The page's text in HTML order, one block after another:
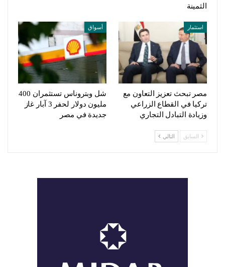
الثمينة
استثمار
مصر تبحث تعزيز التعاون مع
تركيا في القطاع الزراعي
وزيادة التبادل التجاري
أسواق
شل وبتروناس تستثمران 400
مليون دولار لحفر 3 آبار غاز
جديدة في مصر
السابق التالي